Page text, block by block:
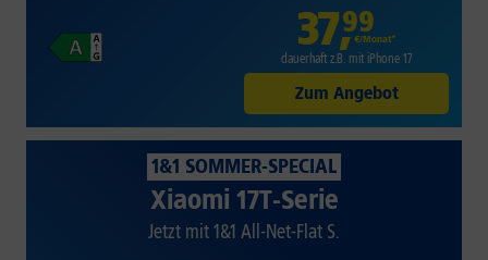
37,99
€/Monat*
dauerhaft z.B. mit iPhone 17
Zum Angebot
1&1 SOMMER-SPECIAL
Xiaomi 17T-Serie
Jetzt mit 1&1 All-Net-Flat S.